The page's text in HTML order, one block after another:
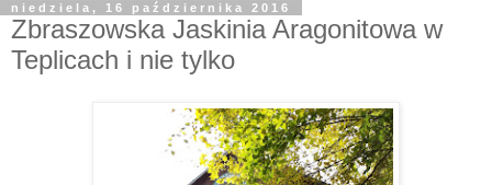
niedziela, 16 października 2016
Zbraszowska Jaskinia Aragonitowa w
Teplicach i nie tylko